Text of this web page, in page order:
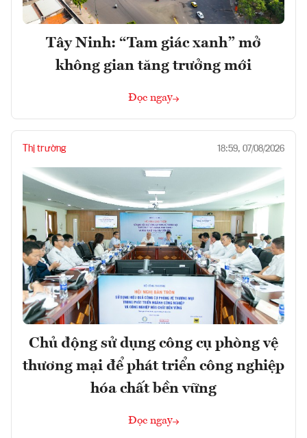
Tây Ninh: “Tam giác xanh” mở
không gian tăng trưởng mới
Đọc ngay
Thị trường 18:59, 07/08/2026
Chủ động sử dụng công cụ phòng vệ
thương mại để phát triển công nghiệp
hóa chất bền vững
Đọc ngay